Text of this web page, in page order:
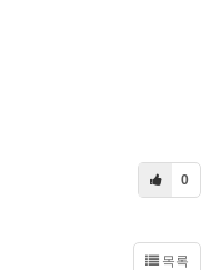
0
목록